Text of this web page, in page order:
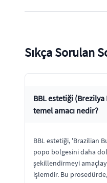
Sıkça Sorulan
BBL estetiği
temel amacı nedir?
BBL estetiği, 'Brazilian
popo bölgesini daha
şekillendirmeyi
işlemdir. Bu